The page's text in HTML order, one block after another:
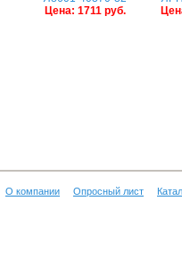
Цена: 1711 руб.
О компании Опросный лист